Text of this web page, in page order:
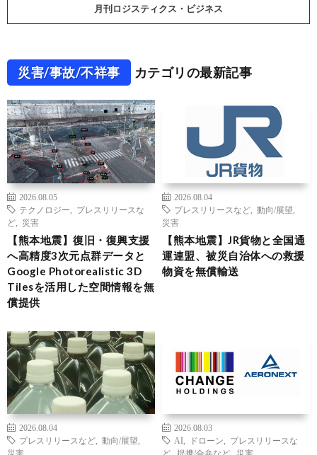
月刊ロジスティクス・ビジネス
災害/事故/不祥事 カテゴリの最新記事
2026.08.05
テクノロジー
プレスリリースな
ど
災害
【熊本地震】復旧・復興支援
へ高精度3次元点群データと
Google Photorealistic 3D
Tilesを活用した空間情報を無
償提供
2026.08.04
プレスリリースなど
動向/展望
災害
【熊本地震】JR貨物と全国通
運連盟、被災自治体への救援
物資を無償輸送
2026.08.04
プレスリリースなど
動向/展望
災害
2026.08.03
AI
ドローン
プレスリリースな
ど
提携/合弁など 災害